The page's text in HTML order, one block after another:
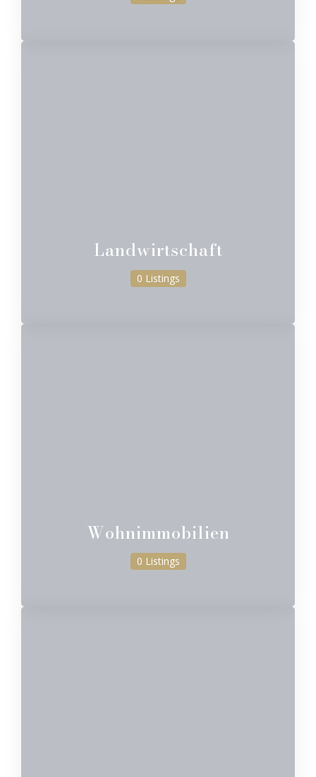
Landwirtschaft
0 Listings
Wohnimmobilien
0 Listings